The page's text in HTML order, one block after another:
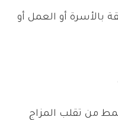
بالأسرة أو العمل أو
من تقلب المزاج